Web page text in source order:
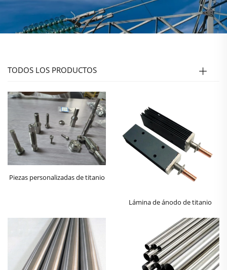
TODOS LOS PRODUCTOS
Piezas personalizadas de titanio
Lámina de ánodo de titanio